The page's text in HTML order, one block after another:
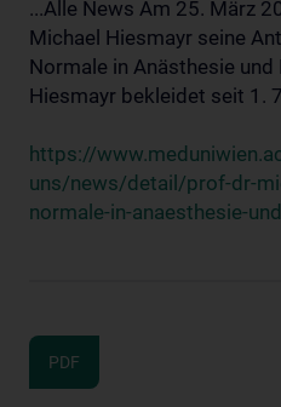
...Alle News Am 25. März
Michael Hiesmayr seine
Normale in Anästhesie und
Hiesmayr bekleidet seit 1.
https://
uns/news/detail/prof-dr-
normale-in-anaesthesie-
PDF